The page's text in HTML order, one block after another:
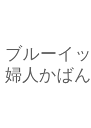
ブルーイ
婦人かば